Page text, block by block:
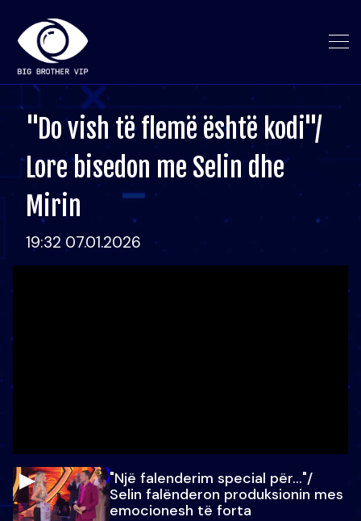
"Do vish të flemë është kodi"/
Lore bisedon me Selin dhe
Mirin
19:32 07.01.2026
"Një falenderim special për…"/
Selin falënderon produksionin mes
emocionesh të forta